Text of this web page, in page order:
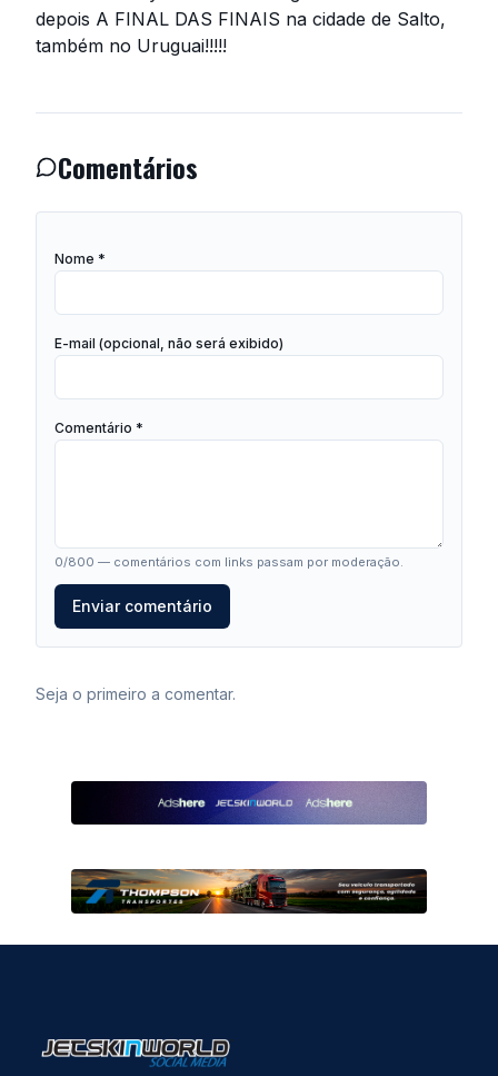
depois A FINAL DAS FINAIS na cidade de Salto,
também no Uruguai!!!!!
Comentários
Nome *
E-mail (opcional, não será exibido)
Comentário *
0/800 — comentários com links passam por moderação.
Enviar comentário
Seja o primeiro a comentar.